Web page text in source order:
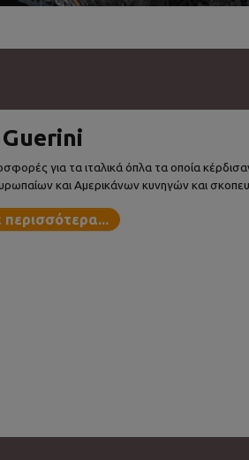
ΜΕΓΑΛΗ ΠΡΟΣΦΟΡΑ
γκάμα φυσιγγίων
τρασχήλες
Μεγάλη προσφορά σε μεγάλη γκάμα